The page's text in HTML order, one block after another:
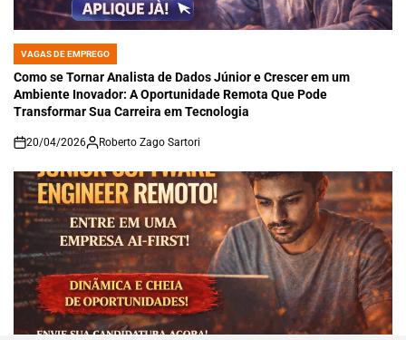
POSTED
IN
VAGAS DE EMPREGO
Como se Tornar Analista de Dados Júnior e Crescer em um
Ambiente Inovador: A Oportunidade Remota Que Pode
Transformar Sua Carreira em Tecnologia
on
20/04/2026 Roberto Zago Sartori